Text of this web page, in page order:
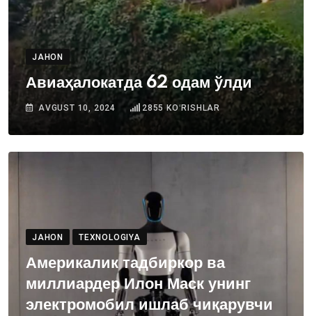
JAHON
Авиаҳалокатда 62 одам ўлди
AVGUST 10, 2024 2855 KOʻRISHLAR
JAHON TEXNOLOGIYA
Америкалик тадбиркор ва
миллиардер Илон Маск унинг
электромобил ишлаб чиқарувчи